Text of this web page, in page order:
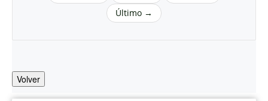
Último →
Volver